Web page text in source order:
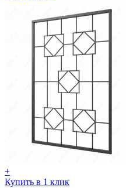
+
Купить в 1 клик